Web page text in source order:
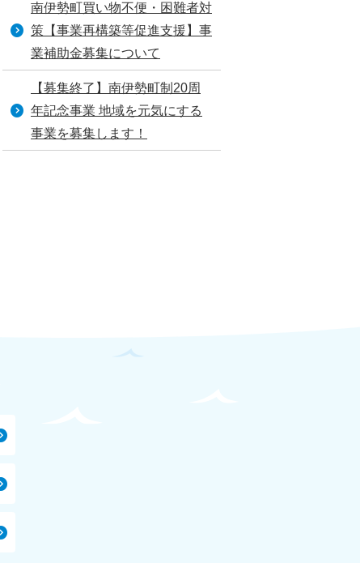
南伊勢町買い物不便・困難者対
策【事業再構築等促進支援】事
業補助金募集について
【募集終了】南伊勢町制20周
年記念事業 地域を元気にする
事業を募集します！